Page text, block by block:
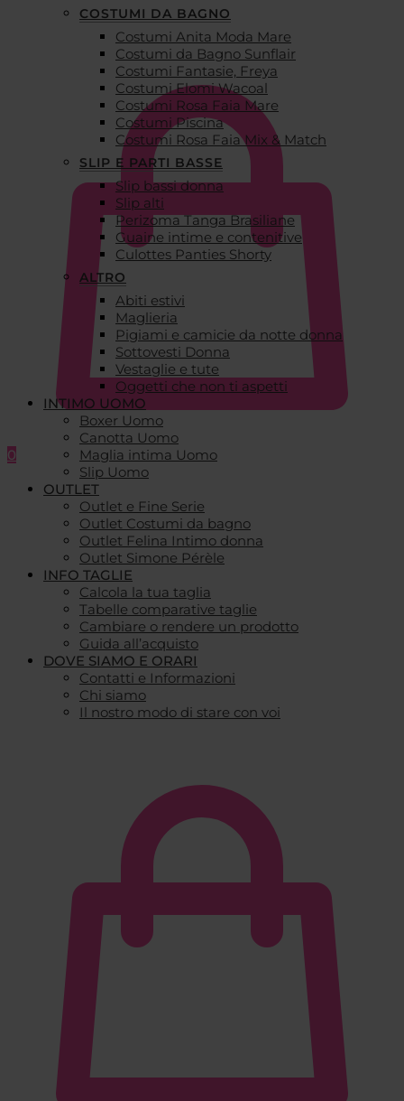
0
COSTUMI DA BAGNO
Costumi Anita Moda Mare
Costumi da Bagno Sunflair
Costumi Fantasie, Freya
Costumi Elomi Wacoal
Costumi Rosa Faia Mare
Costumi Piscina
Costumi Rosa Faia Mix & Match
SLIP E PARTI BASSE
Slip bassi donna
Slip alti
Perizoma Tanga Brasiliane
Guaine intime e contenitive
Culottes Panties Shorty
ALTRO
Abiti estivi
Maglieria
Pigiami e camicie da notte donna
Sottovesti Donna
Vestaglie e tute
Oggetti che non ti aspetti
INTIMO UOMO
Boxer Uomo
Canotta Uomo
Maglia intima Uomo
Slip Uomo
OUTLET
Outlet e Fine Serie
Outlet Costumi da bagno
Outlet Felina Intimo donna
Outlet Simone Pérèle
INFO TAGLIE
Calcola la tua taglia
Tabelle comparative taglie
Cambiare o rendere un prodotto
Guida all’acquisto
DOVE SIAMO E ORARI
Contatti e Informazioni
Chi siamo
Il nostro modo di stare con voi